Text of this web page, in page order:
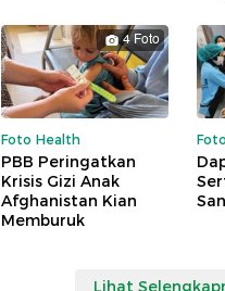
4 Foto
Foto Health
PBB Peringatkan
Krisis Gizi Anak
Afghanistan Kian
Memburuk
Lihat